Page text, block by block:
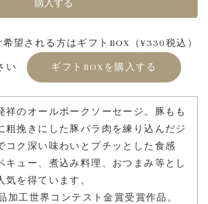
望される方はギフトBOX（¥330税込）
さい ギフトBOXを購入する
祥のオールポークソーセージ。豚もも
粗挽きにした豚バラ肉を練り込んだジ
コク深い味わいとプチッとした食感
キュー、煮込み料理、おつまみ等とし
気を得ています。
加工世界コンテスト金賞受賞作品。